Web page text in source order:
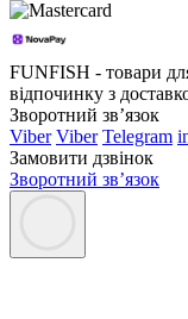
FUNFISH - товари
відпочинку з
Зворотний зв’язок
Viber Viber Telegram
Замовити дзвінок
Зворотний зв’язок